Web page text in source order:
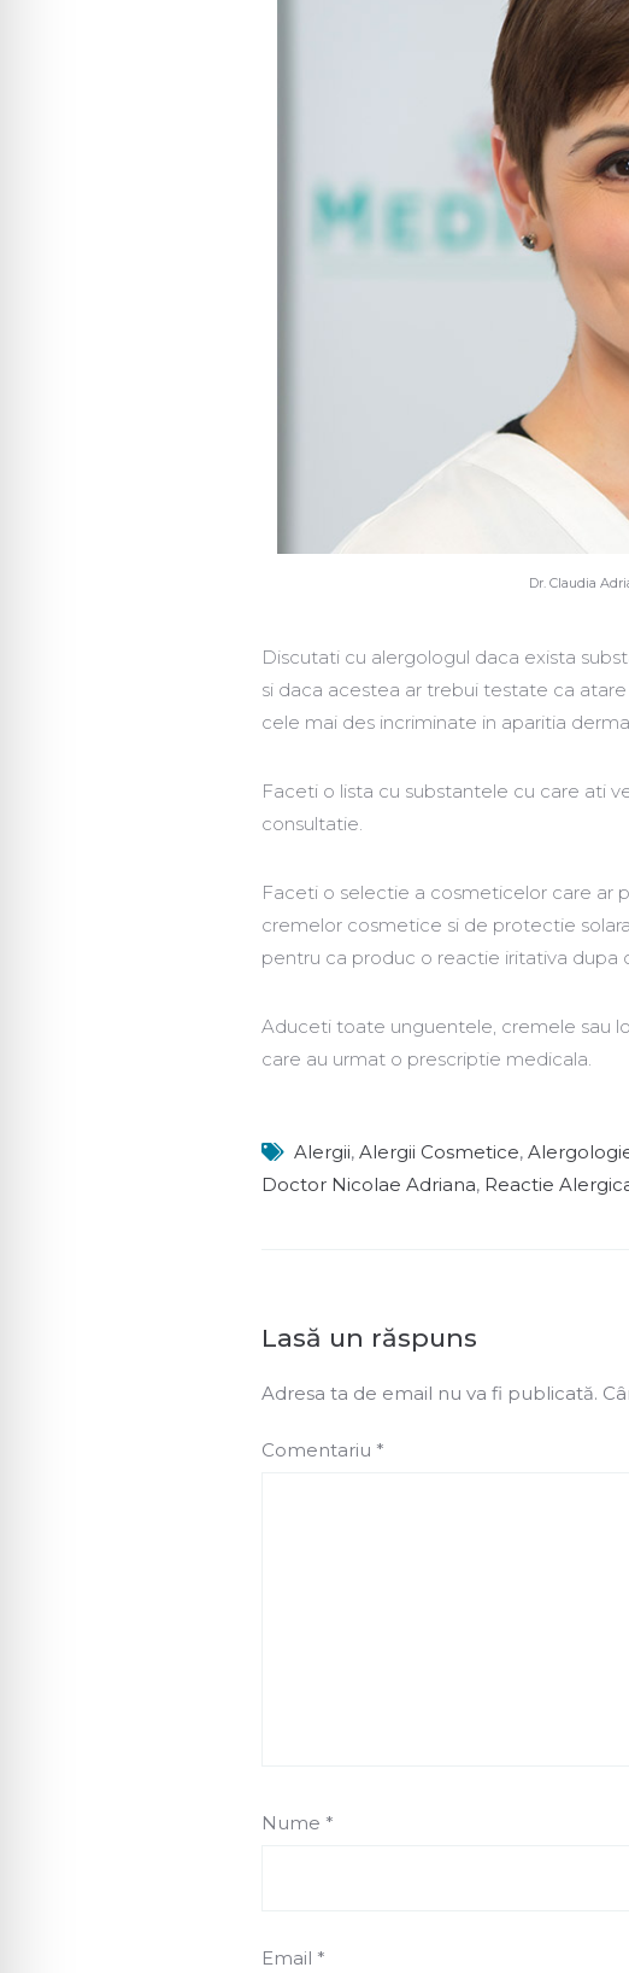
Dr. Claudia
Discutati cu alergologul daca exista
si daca acestea ar trebui testate ca
cele mai des incriminate in aparitia
Faceti o lista cu substantele cu care ati
consultatie.
Faceti o selectie a cosmeticelor care ar
cremelor cosmetice si de protectie
pentru ca produc o reactie iritativa dupa
Aduceti toate unguentele, cremele sau
care au urmat o prescriptie medicala.
Alergii, Alergii Cosmetice,
Doctor Nicolae Adriana, Reactie
Lasă un răspuns
Adresa ta de email nu va fi publicată.
Comentariu *
Nume *
Email *